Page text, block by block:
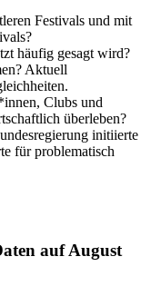
Festivals und mit
häufig gesagt wird?
Aktuell
Clubs und
überleben?
initiierte
für problematisch
auf August